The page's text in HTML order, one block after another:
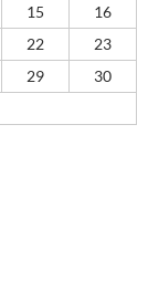
15
16
22
23
29
30